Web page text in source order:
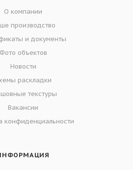
О компании
производство
и документы
Фото объектов
Новости
раскладки
текстуры
Вакансии
конфиденциальности